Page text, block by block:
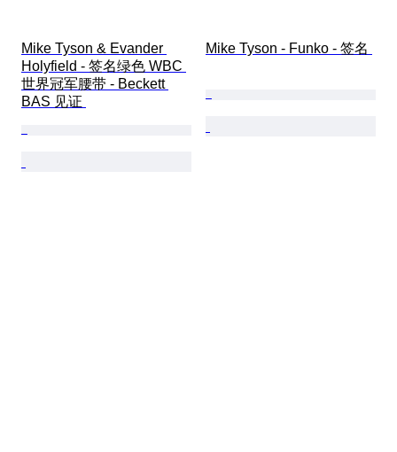
Mike Tyson & Evander
Holyfield - 签名绿色 WBC
世界冠军腰带 - Beckett
BAS 见证
Mike Tyson - Funko - 签名